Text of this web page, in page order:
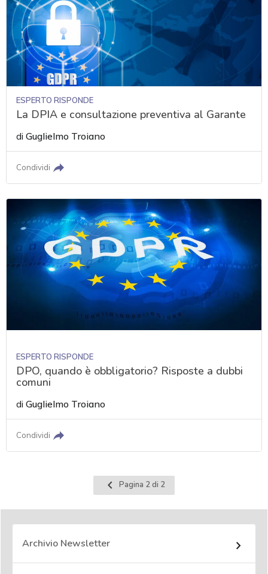
ESPERTO RISPONDE
La DPIA e consultazione preventiva al Garante
diGuglielmo Troiano
Condividi
ESPERTO RISPONDE
DPO, quando è obbligatorio? Risposte a dubbi
comuni
diGuglielmo Troiano
Condividi
Pagina
precedente
Pagina 2 di 2
Archivio Newsletter